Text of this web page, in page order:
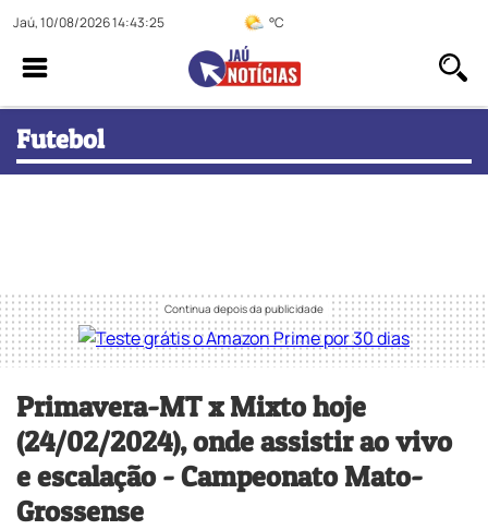
Jaú, 10/08/2026 14:43:26 °C
Futebol
Primavera-MT x Mixto hoje
(24/02/2024), onde assistir ao vivo
e escalação - Campeonato Mato-
Grossense